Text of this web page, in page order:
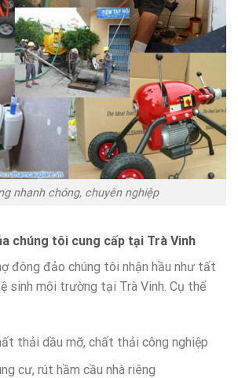
nhanh chóng, chuyên nghiệp
chúng tôi cung cấp tại Trà Vinh
đông đảo chúng tôi nhận hầu như tất
sinh môi trường tại Trà Vinh. Cụ thể
thải dầu mỡ, chất thải công nghiệp
cư, rút hầm cầu nhà riêng